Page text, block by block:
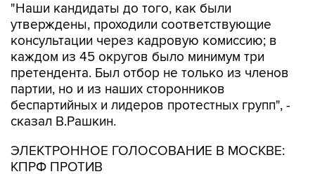
"Наши кандидаты до того, как были
утверждены, проходили соответствующие
консультации через кадровую комиссию; в
каждом из 45 округов было минимум три
претендента. Был отбор не только из членов
партии, но и из наших сторонников
беспартийных и лидеров протестных групп", -
сказал В.Рашкин.
ЭЛЕКТРОННОЕ ГОЛОСОВАНИЕ В МОСКВЕ:
КПРФ ПРОТИВ